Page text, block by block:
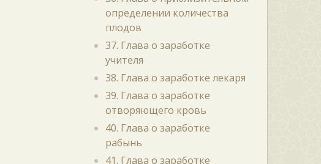
определении количества
плодов
37. Глава о заработке
учителя
38. Глава о заработке лекаря
39. Глава о заработке
отворяющего кровь
40. Глава о заработке
рабынь
41. Глава о заработке